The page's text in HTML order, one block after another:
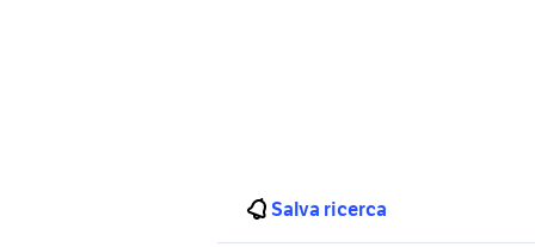
Salva ricerca